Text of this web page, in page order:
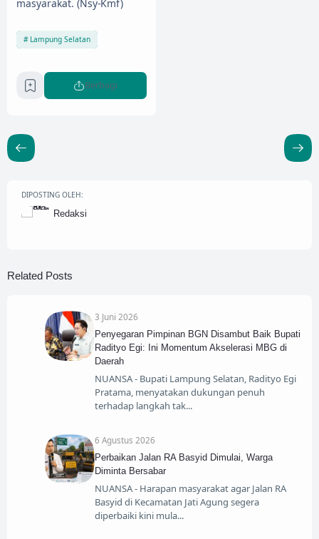
masyarakat. (Nsy-Kmf)
Lampung Selatan
Berbagi
DIPOSTING OLEH:
Redaksi
Related Posts
3 Juni 2026
Penyegaran Pimpinan BGN Disambut Baik Bupati
Radityo Egi: Ini Momentum Akselerasi MBG di
Daerah
NUANSA - Bupati Lampung Selatan, Radityo Egi
Pratama, menyatakan dukungan penuh
terhadap langkah tak
6 Agustus 2026
Perbaikan Jalan RA Basyid Dimulai, Warga
Diminta Bersabar
NUANSA - Harapan masyarakat agar Jalan RA
Basyid di Kecamatan Jati Agung segera
diperbaiki kini mula